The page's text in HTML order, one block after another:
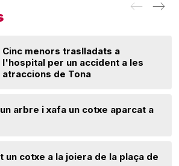
Cinc menors traslladats a
l'hospital per un accident a les
atraccions de Tona
arbre i xafa un cotxe aparcat a
un cotxe a la joiera de la plaça de